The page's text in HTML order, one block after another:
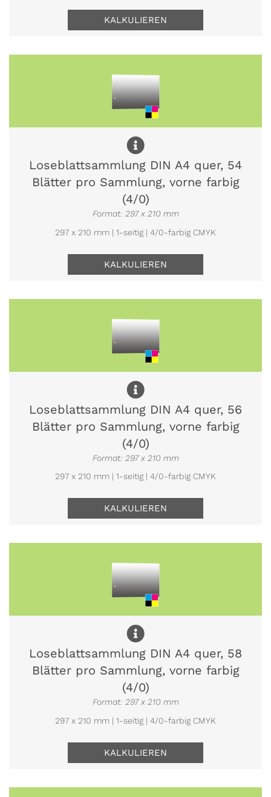
KALKULIEREN
Loseblattsammlung DIN A4 quer, 54
Blätter pro Sammlung, vorne farbig
(4/0)
Format: 297 x 210 mm
297 x 210 mm | 1-seitig | 4/0-farbig CMYK
KALKULIEREN
Loseblattsammlung DIN A4 quer, 56
Blätter pro Sammlung, vorne farbig
(4/0)
Format: 297 x 210 mm
297 x 210 mm | 1-seitig | 4/0-farbig CMYK
KALKULIEREN
Loseblattsammlung DIN A4 quer, 58
Blätter pro Sammlung, vorne farbig
(4/0)
Format: 297 x 210 mm
297 x 210 mm | 1-seitig | 4/0-farbig CMYK
KALKULIEREN